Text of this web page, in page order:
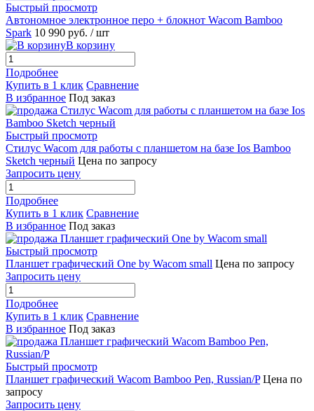
Быстрый просмотр
Автономное электронное перо + блокнот Wacom Bamboo
Spark 10 990 руб. / шт
В корзину
Подробнее
Купить в 1 клик Сравнение
В избранное Под заказ
Быстрый просмотр
Стилус Wacom для работы с планшетом на базе Ios Bamboo
Sketch черный Цена по запросу
Запросить цену
Подробнее
Купить в 1 клик Сравнение
В избранное Под заказ
Быстрый просмотр
Планшет графический One by Wacom small Цена по запросу
Запросить цену
Подробнее
Купить в 1 клик Сравнение
В избранное Под заказ
Быстрый просмотр
Планшет графический Wacom Bamboo Pen, Russian/P Цена по
запросу
Запросить цену